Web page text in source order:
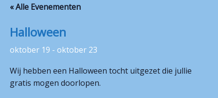
Brasserie
Kinderboerderij
Feest op de boerderij
Activiteiten
« Alle Evenementen
Halloween
oktober 19 - oktober 23
Wij hebben een Halloween tocht uitgezet die jullie
gratis mogen doorlopen.